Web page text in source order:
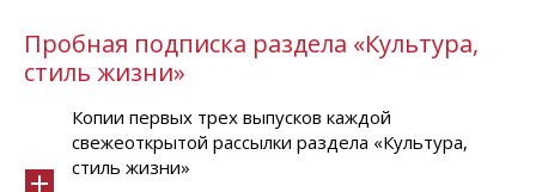
Пробная подписка раздела «Культура,
стиль жизни»
Копии первых трех выпусков каждой
свежеоткрытой рассылки раздела «Культура,
стиль жизни»